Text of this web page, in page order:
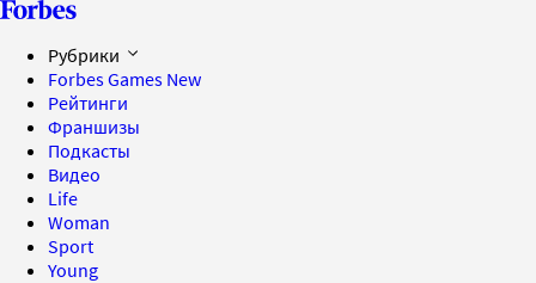
Рубрики
Forbes Games New
Рейтинги
Франшизы
Подкасты
Видео
Life
Woman
Sport
Young